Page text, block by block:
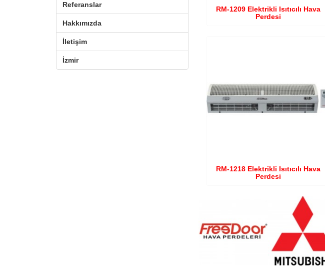
Referanslar
Hakkımızda
İletişim
İzmir
RM-1209 Elektrikli Isıtıcılı Hava
Perdesi
RM-1218 Elektrikli Isıtıcılı Hava
Perdesi